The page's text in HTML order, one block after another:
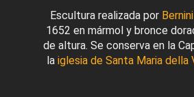
Escultura realizada por Bernini
1652 en mármol y bronce
de altura. Se conserva en la
la iglesia de Santa Maria della